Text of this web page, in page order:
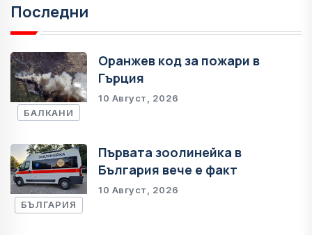
Последни
БАЛКАНИ
Оранжев код за пожари в
Гърция
10 Август, 2026
БЪЛГАРИЯ
Първата зоолинейка в
България вече е факт
10 Август, 2026